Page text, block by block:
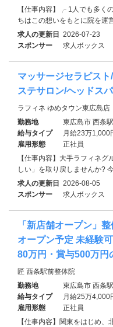
【仕事内容】╭ 1人でも多く
ちはこの想いをもとに院を運
求人の更新日 2026-07-23
スポンサー
求人ボックス
マッサージセラピス
ステサロン/ヘッドス
ラフィネ ゆめタウン東広島店
勤務地
東広島市 西条駅
給与タイプ
月給23万1,000
雇用形態
正社員
【仕事内容】大手ラフィネ
しい」を取り戻しませんか?
求人の更新日 2026-08-05
スポンサー
求人ボックス
「新店舗オープン」
オープン予定 未経験
80万円・賞与500万円
匠 西条駅前整体院
勤務地
東広島市 西条駅
給与タイプ
月給25万4,000
雇用形態
正社員
【仕事内容】関東をはじめ